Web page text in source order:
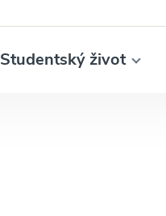
Studentský život